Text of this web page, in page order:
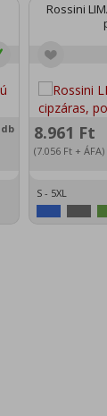
db
Rossini
8.961 Ft
(7.056 Ft + ÁFA)
S - 5XL